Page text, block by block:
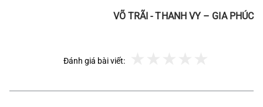
VÕ TRÃI - THANH VY – GIA PHÚC
Đánh giá bài viết: